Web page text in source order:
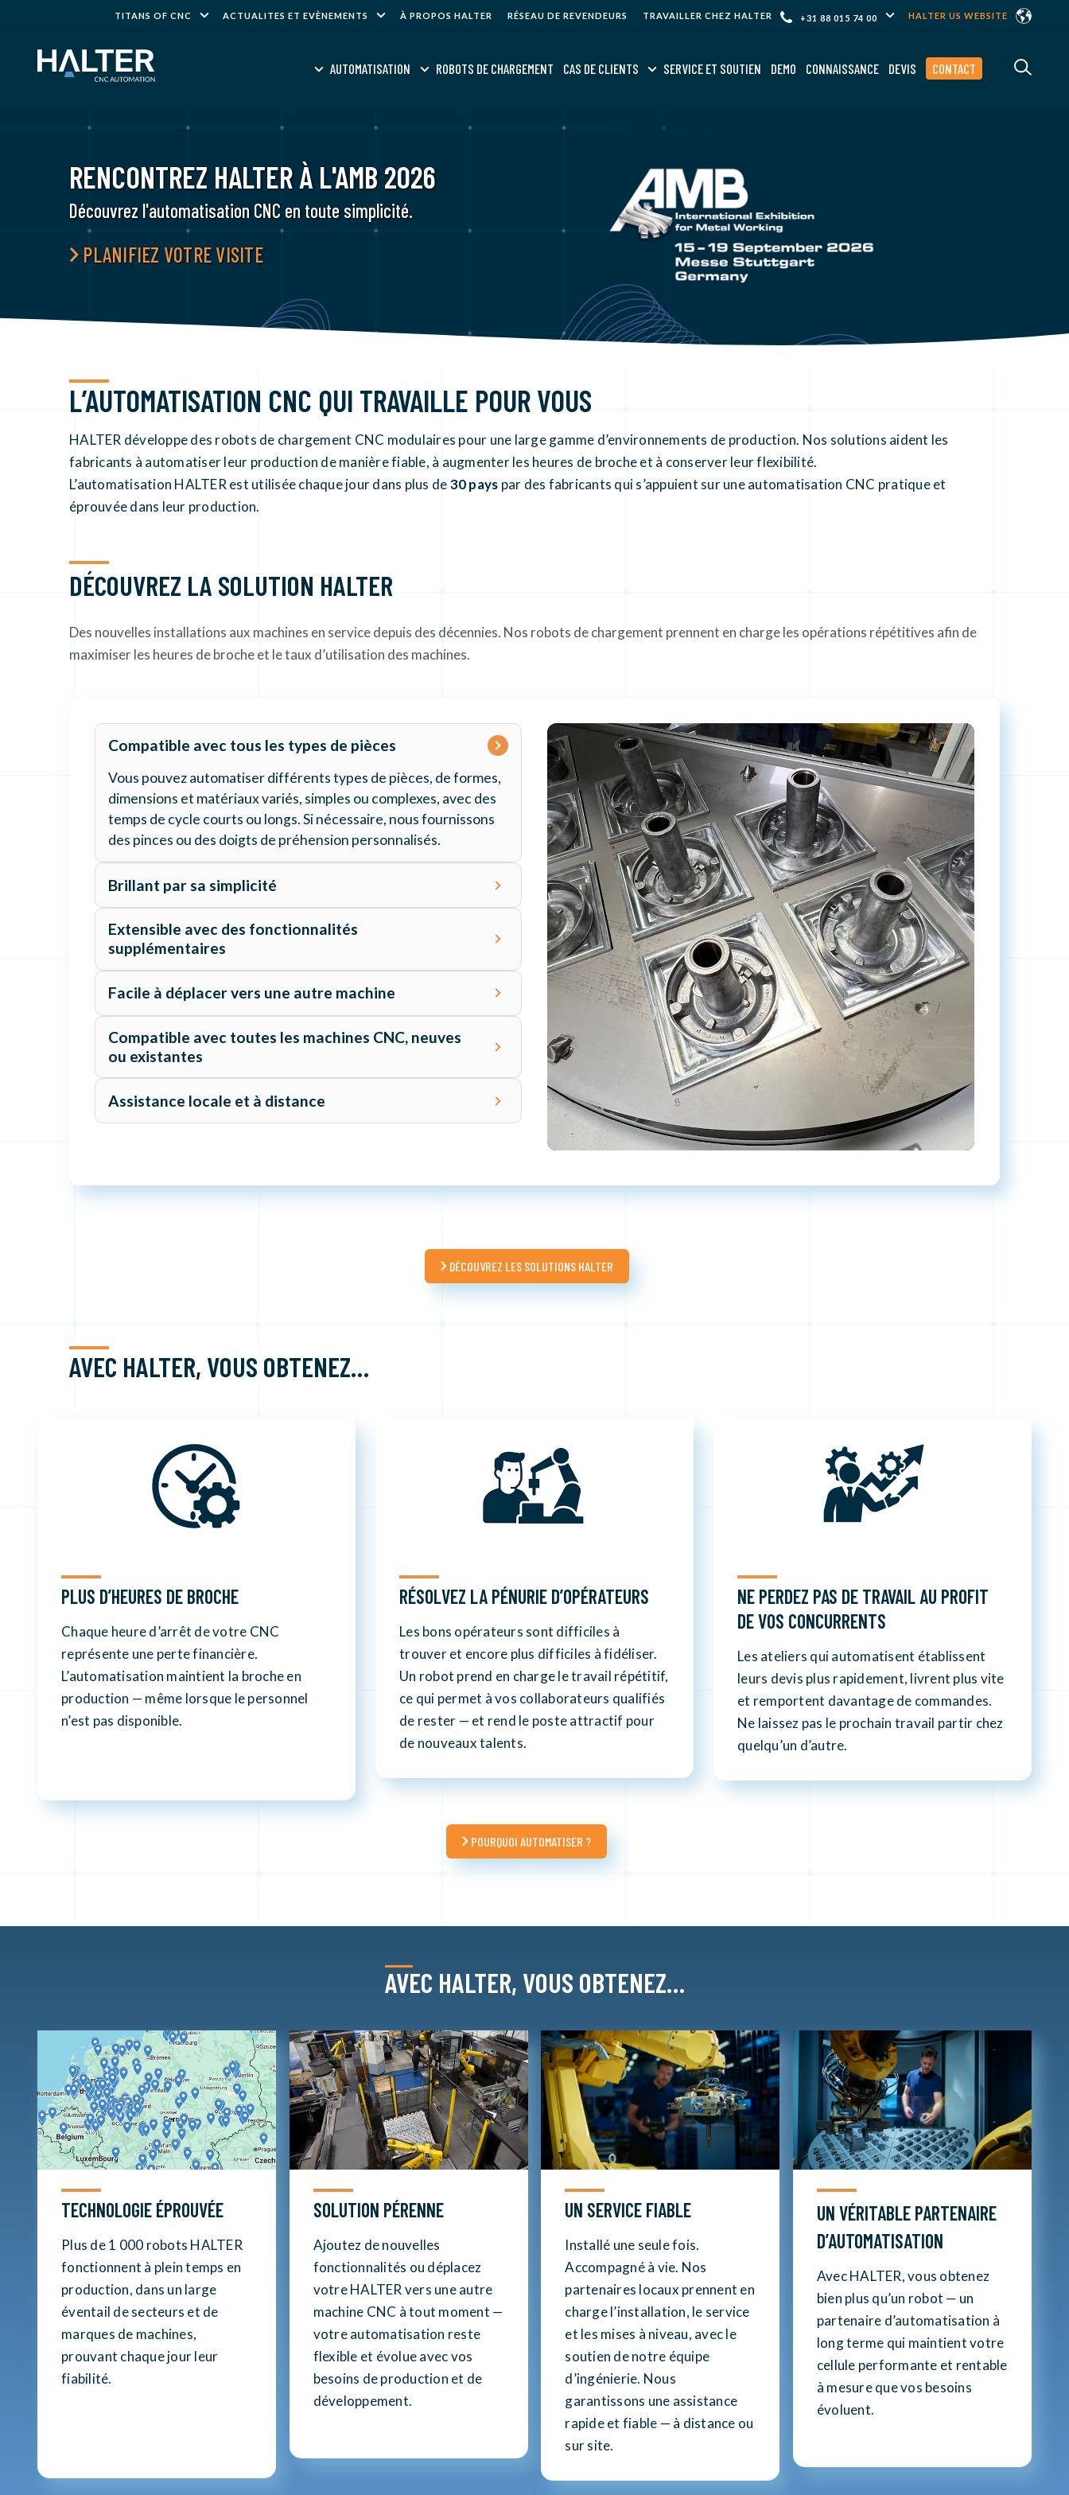
TITANS OF CNC ACTUALITES ET EVÈNEMENTS À PROPOS HALTER RÉSEAU DE REVENDEURS TRAVAILLER CHEZ HALTER +31 88 015 74 00 HALTER US WEBSITE
AUTOMATISATION ROBOTS DE CHARGEMENT CAS DE CLIENTS SERVICE ET SOUTIEN DEMO CONNAISSANCE DEVIS CONTACT
RENCONTREZ HALTER À L'AMB 2026
Découvrez l'automatisation CNC en toute simplicité.
PLANIFIEZ VOTRE VISITE
L’AUTOMATISATION CNC QUI TRAVAILLE POUR VOUS
HALTER développe des robots de chargement CNC modulaires pour une large gamme d’environnements de production. Nos solutions aident les
fabricants à automatiser leur production de manière fiable, à augmenter les heures de broche et à conserver leur flexibilité.
L’automatisation HALTER est utilisée chaque jour dans plus de30 pays par des fabricants qui s’appuient sur une automatisation CNC pratique et
éprouvée dans leur production.
DÉCOUVREZ LA SOLUTION HALTER
Des nouvelles installations aux machines en service depuis des décennies. Nos robots de chargement prennent en charge les opérations répétitives afin de
maximiser les heures de broche et le taux d’utilisation des machines.
Compatible avec tous les types de pièces
Vous pouvez automatiser différents types de pièces, de formes,
dimensions et matériaux variés, simples ou complexes, avec des
temps de cycle courts ou longs. Si nécessaire, nous fournissons
des pinces ou des doigts de préhension personnalisés.
Brillant par sa simplicité
Extensible avec des fonctionnalités
supplémentaires
— mesure, nettoyage, ébavurage, déchargement sur palettes,
etc. — dès le départ ou au fur et à mesure de l’évolution de la
production. Toujours intégrées dans l’interface intuitive
HALTER SmartControl.
Facile à déplacer vers une autre machine
Compatible avec toutes les machines CNC, neuves
ou existantes
Assistance locale et à distance
DÉCOUVREZ LES SOLUTIONS HALTER
AVEC HALTER, VOUS OBTENEZ…
PLUS D’HEURES DE BROCHE
Chaque heure d’arrêt de votre CNC
représente une perte financière.
L’automatisation maintient la broche en
production — même lorsque le personnel
n’est pas disponible.
RÉSOLVEZ LA PÉNURIE D’OPÉRATEURS
Les bons opérateurs sont difficiles à
trouver et encore plus difficiles à fidéliser.
Un robot prend en charge le travail répétitif,
ce qui permet à vos collaborateurs qualifiés
de rester — et rend le poste attractif pour
de nouveaux talents.
NE PERDEZ PAS DE TRAVAIL AU PROFIT
DE VOS CONCURRENTS
Les ateliers qui automatisent établissent
leurs devis plus rapidement, livrent plus vite
et remportent davantage de commandes.
Ne laissez pas le prochain travail partir chez
quelqu’un d’autre.
POURQUOI AUTOMATISER ?
AVEC HALTER, VOUS OBTENEZ…
TECHNOLOGIE ÉPROUVÉE
Plus de 1 000 robots HALTER
fonctionnent à plein temps en
production, dans un large
éventail de secteurs et de
marques de machines,
prouvant chaque jour leur
fiabilité.
SOLUTION PÉRENNE
Ajoutez de nouvelles
fonctionnalités ou déplacez
votre HALTER vers une autre
machine CNC à tout moment —
votre automatisation reste
flexible et évolue avec vos
besoins de production et de
développement.
UN SERVICE FIABLE
Installé une seule fois.
Accompagné à vie. Nos
partenaires locaux prennent en
charge l’installation, le service
et les mises à niveau, avec le
soutien de notre équipe
d’ingénierie. Nous
garantissons une assistance
rapide et fiable — à distance ou
sur site.
UN VÉRITABLE PARTENAIRE
D’AUTOMATISATION
Avec HALTER, vous obtenez
bien plus qu’un robot — un
partenaire d’automatisation à
long terme qui maintient votre
cellule performante et rentable
à mesure que vos besoins
évoluent.